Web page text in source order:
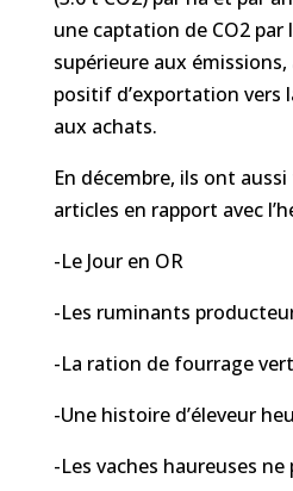
une captation de CO2 par
supérieure aux
positif d’exportation vers
aux achats.
En décembre, ils ont
articles en rapport avec
-Le Jour en OR
-Les ruminants
-La ration de fourrage vert
-Une histoire d’éleveur
-Les vaches haureuses